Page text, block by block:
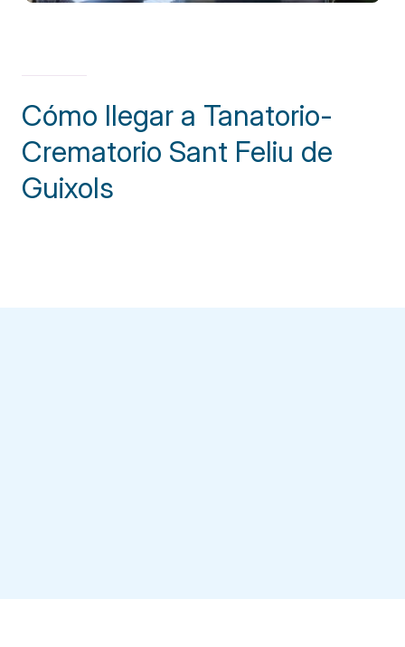
Cómo llegar a Tanatorio-
Crematorio Sant Feliu de
Guixols